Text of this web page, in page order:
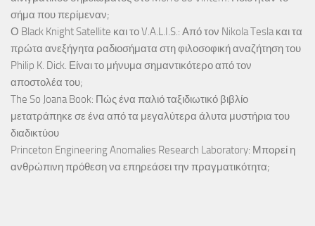
σήμα που περίμεναν;
Ο Black Knight Satellite και το V.A.L.I.S.: Από τον Nikola Tesla και τα
πρώτα ανεξήγητα ραδιοσήματα στη φιλοσοφική αναζήτηση του
Philip K. Dick. Είναι το μήνυμα σημαντικότερο από τον
αποστολέα του;
The So Joana Book: Πώς ένα παλιό ταξιδιωτικό βιβλίο
μετατράπηκε σε ένα από τα μεγαλύτερα άλυτα μυστήρια του
διαδικτύου
Princeton Engineering Anomalies Research Laboratory: Μπορεί η
ανθρώπινη πρόθεση να επηρεάσει την πραγματικότητα;